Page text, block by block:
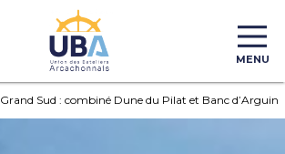
MENU
Grand Sud : combiné Dune du Pilat et Banc d’Arguin